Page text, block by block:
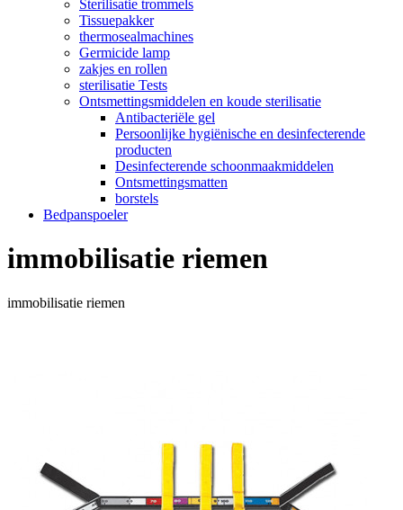
Sterilisatie trommels
Tissuepakker
thermosealmachines
Germicide lamp
zakjes en rollen
sterilisatie Tests
Ontsmettingsmiddelen en koude sterilisatie
Antibacteriële gel
Persoonlijke hygiënische en desinfecterende
producten
Desinfecterende schoonmaakmiddelen
Ontsmettingsmatten
borstels
Bedpanspoeler
immobilisatie riemen
immobilisatie riemen